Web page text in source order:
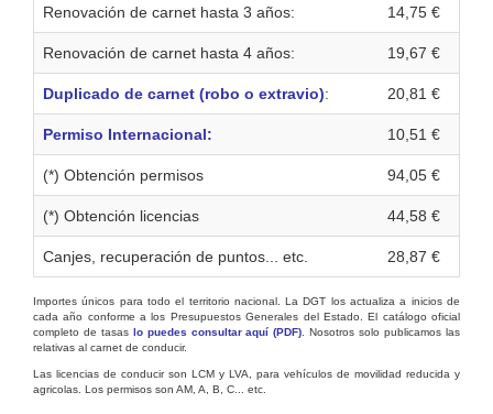
Renovación de carnet hasta 3 años: 14,75 €
Renovación de carnet hasta 4 años: 19,67 €
Duplicado de carnet (robo o extravio): 20,81 €
Permiso Internacional: 10,51 €
(*) Obtención permisos 94,05 €
(*) Obtención licencias 44,58 €
Canjes, recuperación de puntos... etc. 28,87 €
Importes únicos para todo el territorio nacional. La DGT los actualiza a inicios de
cada año conforme a los Presupuestos Generales del Estado. El catálogo oficial
completo de tasas lo puedes consultar aquí (PDF) . Nosotros solo publicamos las
relativas al carnet de conducir.
Las licencias de conducir son LCM y LVA, para vehículos de movilidad reducida y
agricolas. Los permisos son AM, A, B, C... etc.